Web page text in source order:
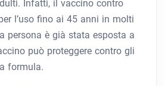
Infatti, il vaccino contro
l’uso fino ai 45 anni in molti
persona è già stata esposta a
può proteggere contro gli
formula.